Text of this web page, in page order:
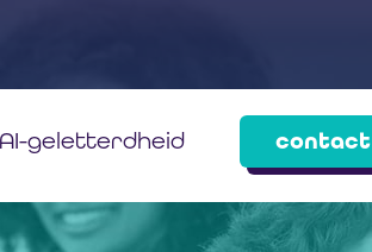
AI-geletterdheid contact